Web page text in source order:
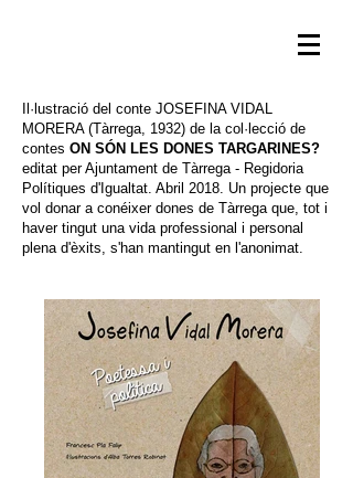
Il·lustració del conte JOSEFINA VIDAL
MORERA (Tàrrega, 1932) de la col·lecció de
contes ON SÓN LES DONES TARGARINES?
editat per Ajuntament de Tàrrega - Regidoria
Polítiques d'Igualtat. Abril 2018. Un projecte que
vol donar a conéixer dones de Tàrrega que, tot i
haver tingut una vida professional i personal
plena d'èxits, s'han mantingut en l'anonimat.